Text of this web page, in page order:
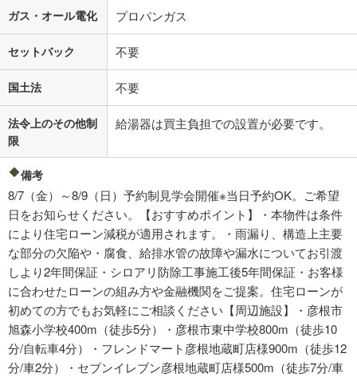
ガス・オール電化 プロパンガス
セットバック 不要
国土法 不要
法令上のその他制
限
給湯器は買主負担での設置が必要です。
備考
8/7（金）～8/9（日）予約制見学会開催※当日予約OK。ご希望
日をお知らせください。【おすすめポイント】・本物件は条件
により住宅ローン減税が適用されます。・雨漏り、構造上主要
な部分の欠陥や・腐食、給排水管の故障や漏水についてお引渡
しより2年間保証・シロアリ防除工事施工後5年間保証・お客様
に合わせたローンの組み方や金融機関をご提案。住宅ローンが
初めての方でもお気軽にご相談ください【周辺施設】・彦根市
旭森小学校400m（徒歩5分）・彦根市東中学校800m（徒歩10
分/自転車4分）・フレンドマート彦根地蔵町店様900m（徒歩12
分/車2分）・セブンイレブン彦根地蔵町店様500m（徒歩7分/車